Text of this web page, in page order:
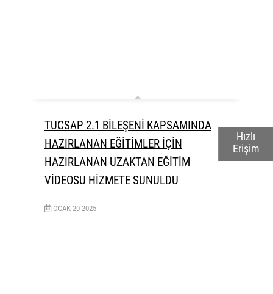
Hızlı
Erişim
TUCSAP 2.1 BİLEŞENİ KAPSAMINDA
HAZIRLANAN EĞİTİMLER İÇİN
HAZIRLANAN UZAKTAN EĞİTİM
VİDEOSU HİZMETE SUNULDU
OCAK 20 2025